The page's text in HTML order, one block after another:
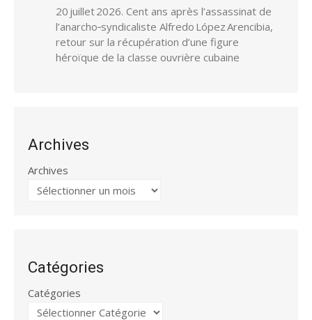
20 juillet 2026. Cent ans après l’assassinat de
l’anarcho‑syndicaliste Alfredo López Arencibia,
retour sur la récupération d’une figure
héroïque de la classe ouvrière cubaine
Archives
Archives
Catégories
Catégories